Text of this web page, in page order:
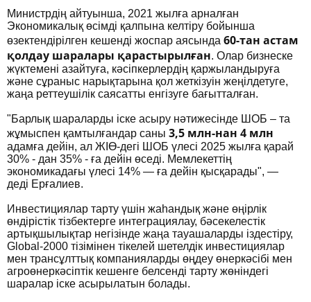
Министрдің айтуынша, 2021 жылға арналған
Экономикалық өсімді қалпына келтіру бойынша
өзектендірілген кешенді жоспар аясында 60-тан астам
қолдау шаралары қарастырылған. Олар бизнеске
жүктемені азайтуға, кәсіпкерлердің қаржыландыруға
және сұраныс нарықтарына қол жеткізуін жеңілдетуге,
жаңа реттеушілік саясатты енгізуге бағытталған.
"Барлық шараларды іске асыру нәтижесінде ШОБ – та
жұмыспен қамтылғандар саны 3,5 млн-нан 4 млн
адамға дейін, ал ЖІӨ-дегі ШОБ үлесі 2025 жылға қарай
30% - дан 35% - ға дейін өседі. Мемлекеттің
экономикадағы үлесі 14% — ға дейін қысқарады", —
деді Ерғалиев.
Инвестициялар тарту үшін жаһандық және өңірлік
өндірістік тізбектерге интеграциялау, бәсекелестік
артықшылықтар негізінде жаңа тауашаларды іздестіру,
Global-2000 тізімінен тікелей шетелдік инвестициялар
мен трансұлттық компанияларды өңдеу өнеркәсібі мен
агроөнеркәсіптік кешенге белсенді тарту жөніндегі
шаралар іске асырылатын болады.